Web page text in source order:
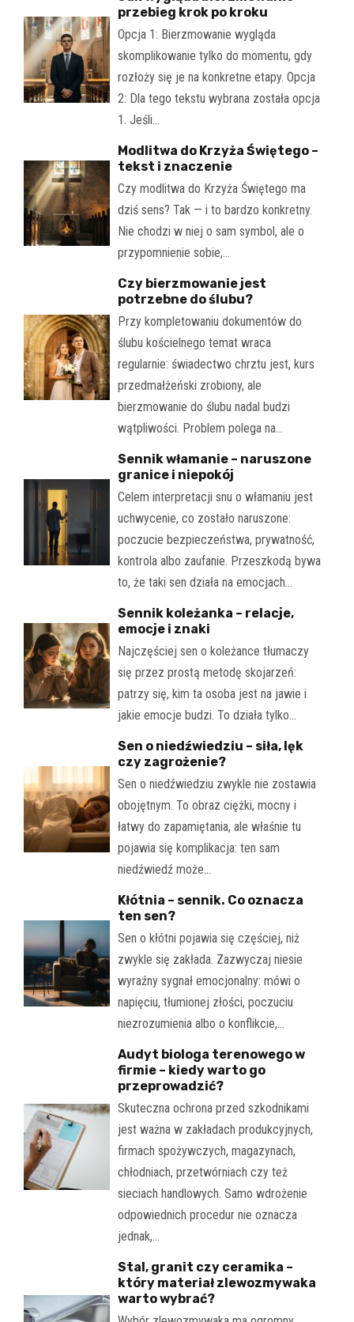
przebieg krok po kroku
Opcja 1: Bierzmowanie wygląda
skomplikowanie tylko do momentu, gdy
rozłoży się je na konkretne etapy. Opcja
2: Dla tego tekstu wybrana została opcja
1. Jeśli…
Modlitwa do Krzyża Świętego –
tekst i znaczenie
Czy modlitwa do Krzyża Świętego ma
dziś sens? Tak — i to bardzo konkretny.
Nie chodzi w niej o sam symbol, ale o
przypomnienie sobie,…
Czy bierzmowanie jest
potrzebne do ślubu?
Przy kompletowaniu dokumentów do
ślubu kościelnego temat wraca
regularnie: świadectwo chrztu jest, kurs
przedmałżeński zrobiony, ale
bierzmowanie do ślubu nadal budzi
wątpliwości. Problem polega na…
Sennik włamanie – naruszone
granice i niepokój
Celem interpretacji snu o włamaniu jest
uchwycenie, co zostało naruszone:
poczucie bezpieczeństwa, prywatność,
kontrola albo zaufanie. Przeszkodą bywa
to, że taki sen działa na emocjach…
Sennik koleżanka – relacje,
emocje i znaki
Najczęściej sen o koleżance tłumaczy
się przez prostą metodę skojarzeń:
patrzy się, kim ta osoba jest na jawie i
jakie emocje budzi. To działa tylko…
Sen o niedźwiedziu – siła, lęk
czy zagrożenie?
Sen o niedźwiedziu zwykle nie zostawia
obojętnym. To obraz ciężki, mocny i
łatwy do zapamiętania, ale właśnie tu
pojawia się komplikacja: ten sam
niedźwiedź może…
Kłótnia – sennik. Co oznacza
ten sen?
Sen o kłótni pojawia się częściej, niż
zwykle się zakłada. Zazwyczaj niesie
wyraźny sygnał emocjonalny: mówi o
napięciu, tłumionej złości, poczuciu
niezrozumienia albo o konflikcie,…
Audyt biologa terenowego w
firmie – kiedy warto go
przeprowadzić?
Skuteczna ochrona przed szkodnikami
jest ważna w zakładach produkcyjnych,
firmach spożywczych, magazynach,
chłodniach, przetwórniach czy też
sieciach handlowych. Samo wdrożenie
odpowiednich procedur nie oznacza
jednak,…
Stal, granit czy ceramika –
który materiał zlewozmywaka
warto wybrać?